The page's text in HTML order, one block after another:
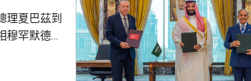
開反恐調
茨已召...
理夏巴茲到
罕默德在